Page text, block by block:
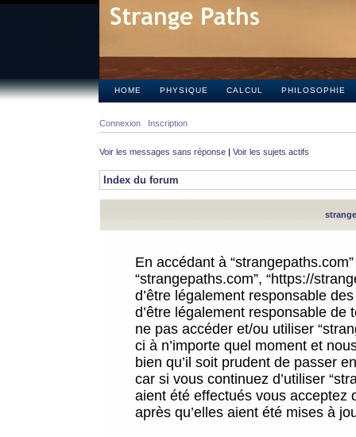
HOME PHYSIQUE CALCUL PHILOSOPHIE
Connexion Inscription
Voir les messages sans réponse | Voir les sujets actifs
Index du forum
En accédant à
“strangepaths.com”, “https://
d’être légalement responsable
d’être légalement responsable
ne pas accéder et/ou utiliser
ci à n’importe quel moment et
bien qu’il soit prudent de passer
car si vous continuez d’utiliser
aient été effectués vous acceptez
après qu’elles aient été mises à